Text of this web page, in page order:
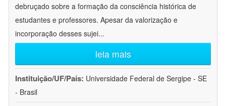
debruçado sobre a formação da consciência histórica de
estudantes e professores. Apesar da valorização e
incorporação desses sujei...
leia mais
Instituição/UF/País: Universidade Federal de Sergipe - SE
- Brasil